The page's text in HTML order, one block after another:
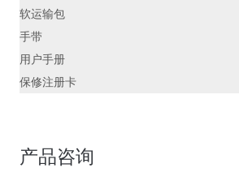
软运输包
手带
用户手册
保修注册卡
产品咨询